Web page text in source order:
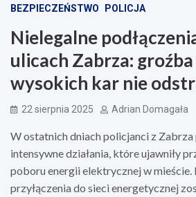
BEZPIECZEŃSTWO POLICJA
Nielegalne
ulicach Zabrza:
wysokich kar nie
22 sierpnia 2025 Adrian Domagała
W ostatnich dniach policjanci z
intensywne działania, które ujawniły
poboru energii elektrycznej w mieście.
przyłączenia do sieci energetycznej